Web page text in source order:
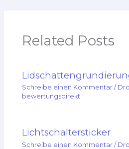
Related Posts
Schreibe einen Kommentar /
bewertungsdirekt
Lichtschaltersticker
Schreibe einen Kommentar /